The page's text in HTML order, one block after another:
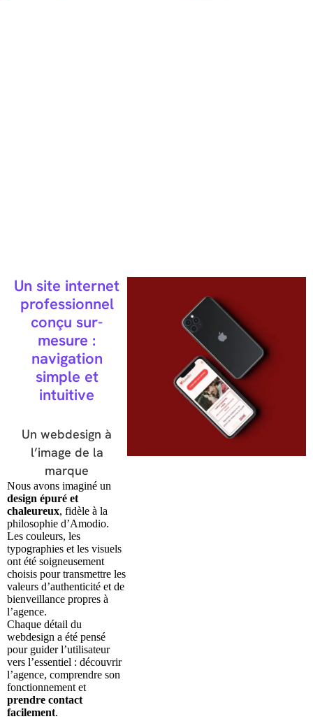
Un site internet
professionnel
conçu sur-
mesure :
navigation
simple et
intuitive
Un webdesign à
l’image de la
marque
Nous avons imaginé un
design épuré et
chaleureux, fidèle à la
philosophie d’Amodio.
Les couleurs, les
typographies et les visuels
ont été soigneusement
choisis pour transmettre les
valeurs d’authenticité et de
bienveillance propres à
l’agence.
Chaque détail du
webdesign a été pensé
pour guider l’utilisateur
vers l’essentiel : découvrir
l’agence, comprendre son
fonctionnement et
prendre contact
facilement.